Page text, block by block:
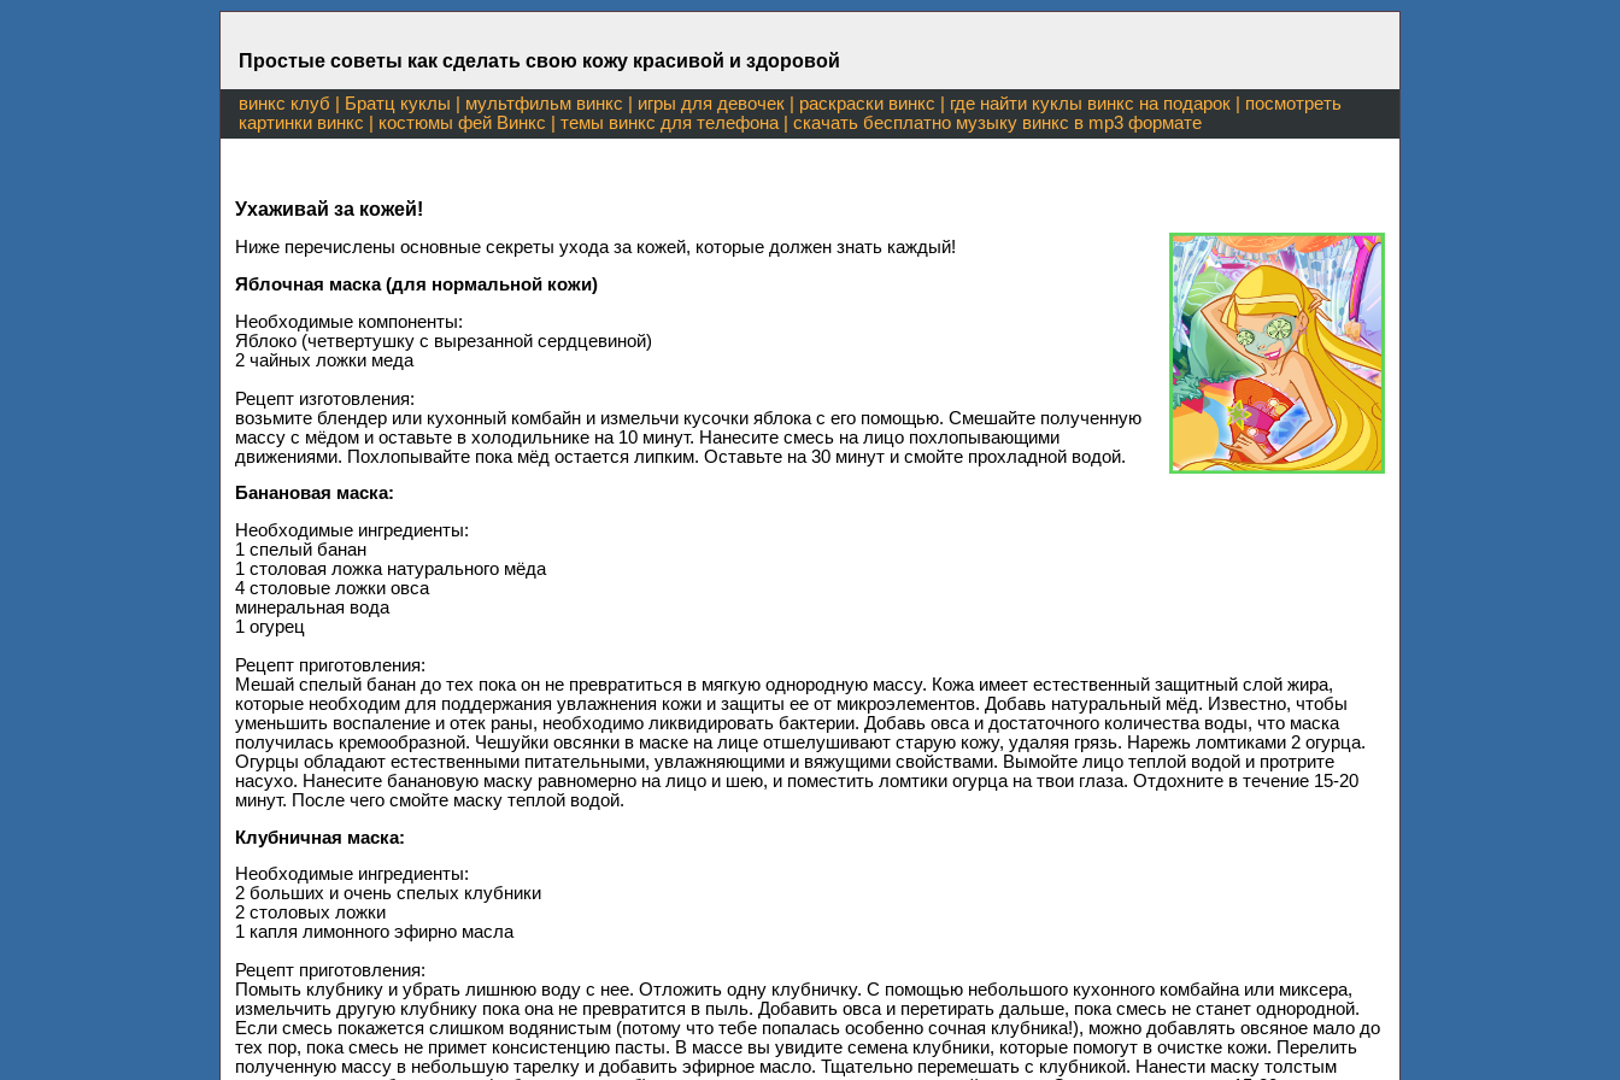
Простые советы как сделать свою кожу красивой и здоровой
винкс клуб Братц куклы мультфильм винкс игры для девочек раскраски винкс | где найти куклы винкс на подарок | посмотреть
картинки винкс
костюмы фей Винкс темы винкс для телефона | скачать бесплатно музыку винкс в mp3 формате
Ухаживай за кожей!
Ниже перечислены основные секреты ухода за кожей, которые должен знать каждый!
Яблочная маска (для нормальной кожи)
Необходимые компоненты:
Яблоко (четвертушку с вырезанной сердцевиной)
2 чайных ложки меда
Рецепт изготовления:
возьмите блендер или кухонный комбайн и измельчи кусочки яблока с его помощью. Смешайте полученную
массу с мёдом и оставьте в холодильнике на 10 минут. Нанесите смесь на лицо похлопывающими
движениями. Похлопывайте пока мёд остается липким. Оставьте на 30 минут и смойте прохладной водой.
Банановая маска:
Необходимые ингредиенты:
1 спелый банан
1 столовая ложка натурального мёда
4 столовые ложки овса
минеральная вода
1 огурец
Рецепт приготовления:
Мешай спелый банан до тех пока он не превратиться в мягкую однородную массу. Кожа имеет естественный защитный слой жира,
которые необходим для поддержания увлажнения кожи и защиты ее от микроэлементов. Добавь натуральный мёд. Известно, чтобы
уменьшить воспаление и отек раны, необходимо ликвидировать бактерии. Добавь овса и достаточного количества воды, что маска
получилась кремообразной. Чешуйки овсянки в маске на лице отшелушивают старую кожу, удаляя грязь. Нарежь ломтиками 2 огурца.
Огурцы обладают естественными питательными, увлажняющими и вяжущими свойствами. Вымойте лицо теплой водой и протрите
насухо. Нанесите банановую маску равномерно на лицо и шею, и поместить ломтики огурца на твои глаза. Отдохните в течение 15-20
минут. После чего смойте маску теплой водой.
Клубничная маска:
Необходимые ингредиенты:
2 больших и очень спелых клубники
2 столовых ложки
1 капля лимонного эфирно масла
Рецепт приготовления:
Помыть клубнику и убрать лишнюю воду с нее. Отложить одну клубничку. С помощью небольшого кухонного комбайна или миксера,
измельчить другую клубнику пока она не превратится в пыль. Добавить овса и перетирать дальше, пока смесь не станет однородной.
Если смесь покажется слишком водянистым (потому что тебе попалась особенно сочная клубника!), можно добавлять овсяное мало до
тех пор, пока смесь не примет консистенцию пасты. В массе вы увидите семена клубники, которые помогут в очистке кожи. Перелить
полученную массу в небольшую тарелку и добавить эфирное масло. Тщательно перемешать с клубникой. Нанести маску толстым